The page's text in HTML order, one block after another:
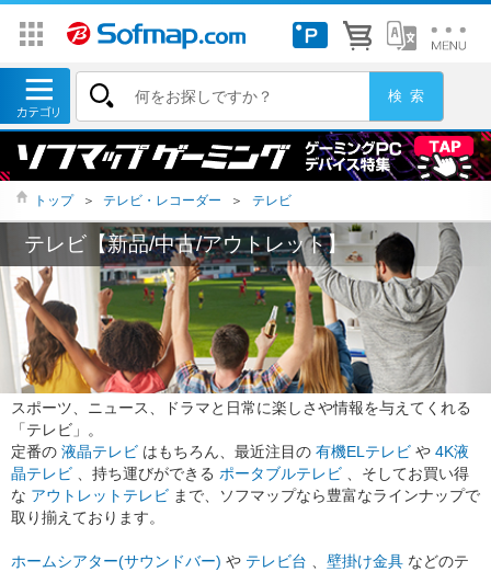
トップ ＞ テレビ・レコーダー ＞ テレビ
テレビ【新品/中古/アウトレット】
スポーツ、ニュース、ドラマと日常に楽しさや情報を与えてくれる
「テレビ」。
定番の 液晶テレビ はもちろん、最近注目の 有機ELテレビ や 4K液
晶テレビ 、持ち運びができる ポータブルテレビ 、そしてお買い得
な アウトレットテレビ まで、ソフマップなら豊富なラインナップで
取り揃えております。
ホームシアター(サウンドバー) や テレビ台 、 壁掛け金具 などのテ